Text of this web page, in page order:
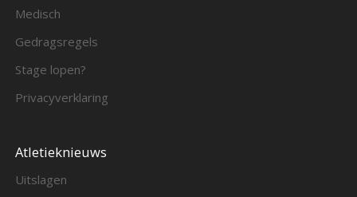
Medisch
Gedragsregels
Stage lopen?
Privacyverklaring
Atletieknieuws
Uitslagen